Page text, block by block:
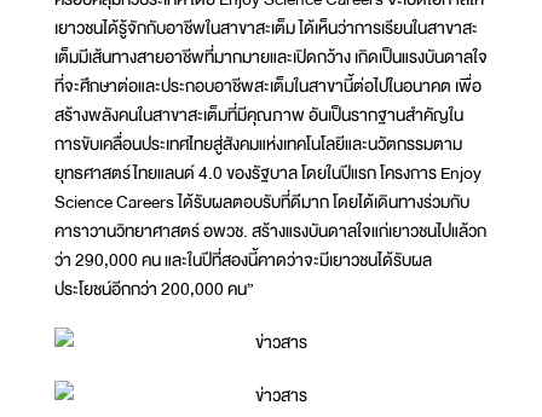
เยาวชนได้รู้จักกับอาชีพในสาขาสะเต็ม ได้เห็นว่าการเรียนในสาขาสะ
เต็มมีเส้นทางสายอาชีพที่มากมายและเปิดกว้าง เกิดเป็นแรงบันดาลใจ
ที่จะศึกษาต่อและประกอบอาชีพสะเต็มในสาขานี้ต่อไปในอนาคต เพื่อ
สร้างพลังคนในสาขาสะเต็มที่มีคุณภาพ อันเป็นรากฐานสำคัญใน
การขับเคลื่อนประเทศไทยสู่สังคมแห่งเทคโนโลยีและนวัตกรรมตาม
ยุทธศาสตร์ไทยแลนด์ 4.0 ของรัฐบาล โดยในปีแรก โครงการ Enjoy
Science Careers ได้รับผลตอบรับที่ดีมาก โดยได้เดินทางร่วมกับ
คาราวานวิทยาศาสตร์ อพวช. สร้างแรงบันดาลใจแก่เยาวชนไปแล้วก
ว่า 290,000 คน และในปีที่สองนี้คาดว่าจะมีเยาวชนได้รับผล
ประโยชน์อีกกว่า 200,000 คน”